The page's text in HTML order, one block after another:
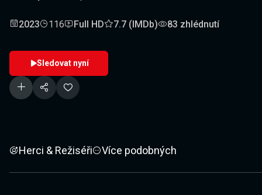
2023 116 Full HD 7.7 (IMDb) 83 zhlédnutí
Sledovat nyní
Herci & Režiséři Více podobných